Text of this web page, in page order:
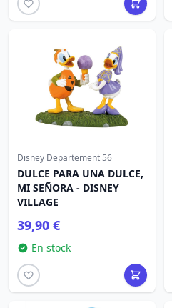
Disney Departement 56
DULCE PARA UNA DULCE,
MI SEÑORA - DISNEY
VILLAGE
39,90 €
En stock